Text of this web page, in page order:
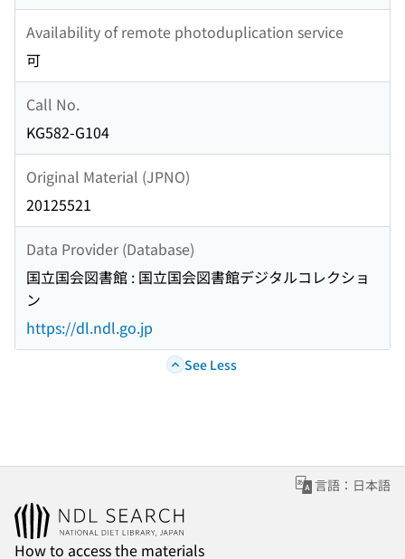
Availability of remote photoduplication service
可
Call No.
KG582-G104
Original Material (JPNO)
20125521
Data Provider (Database)
国立国会図書館 : 国立国会図書館デジタルコレクショ
ン
https://dl.ndl.go.jp
See Less
言語：日本語
How to access the materials